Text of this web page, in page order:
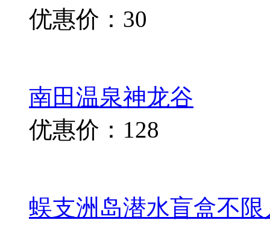
优惠价：30
南田温泉神龙谷
优惠价：128
蜈支洲岛潜水盲盒不